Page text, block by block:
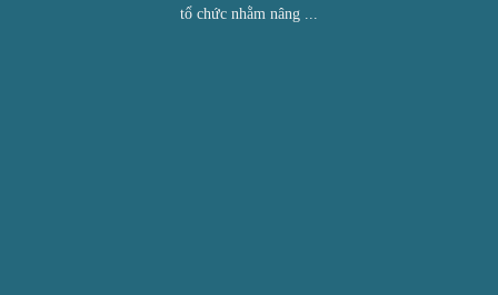
tổ chức nhằm nâng ...